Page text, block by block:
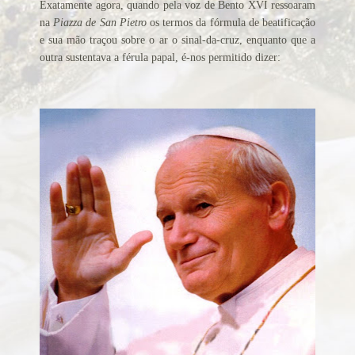
Algumas fotos do Santo Padre no Reino Unido
Altar onde será venerado João Paulo II
Ambientes que favorecem a prática da virtude
Aniversário da proclamação do dogma da Assunção da
Virgem
Aniversário do Cardeal emérito do Rio de Janeiro
Aniversário do governo do Arcebispo de Olinda e
Recife
Anjo da Guarda do Brasil
Antes do consistório, nomeados reúnem-se com o Papa
Anúncio (Kalendas) do Natal do Senhor em 2015
Aprovada beatificação de Irmã Dulce
Ara Dei Christus est!
Arautos do Evangelho e Sucumbíos
Arcebispo brasileiro é o novo Prefeito para os
Exatamente agora, quando pela voz de Bento XVI ressoaram
na Piazza de San Pietroos termos da fórmula de beatificação
e sua mão traçou sobre o ar o sinal-da-cruz, enquanto que a
outra sustentava a férula papal, é-nos permitido dizer: